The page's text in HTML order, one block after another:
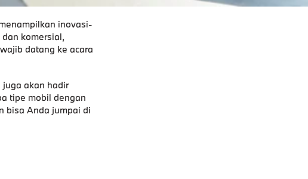
inovasi-
komersial,
datang ke acara
akan hadir
tipe mobil dengan
bisa Anda jumpai di